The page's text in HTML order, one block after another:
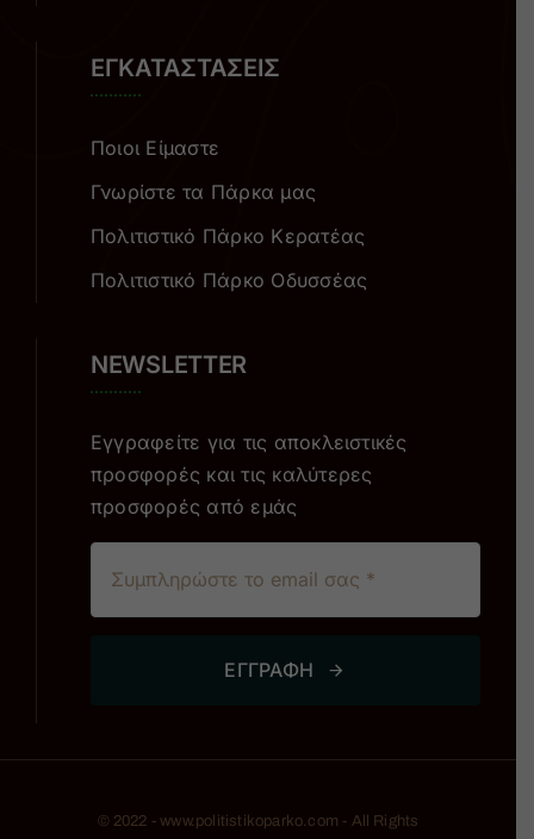
ΕΓΚΑΤΑΣΤΑΣΕΙΣ
Ποιοι Είμαστε
Γνωρίστε τα Πάρκα μας
Πολιτιστικό Πάρκο Κερατέας
Πολιτιστικό Πάρκο Οδυσσέας
NEWSLETTER
Εγγραφείτε για τις αποκλειστικές
προσφορές και τις καλύτερες
προσφορές από εμάς
ΕΓΓΡΑΦΗ
© 2022 - www.politistikoparko.com - All Rights